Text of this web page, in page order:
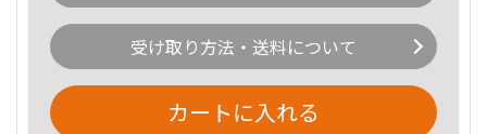
受け取り方法・送料について
カートに入れる